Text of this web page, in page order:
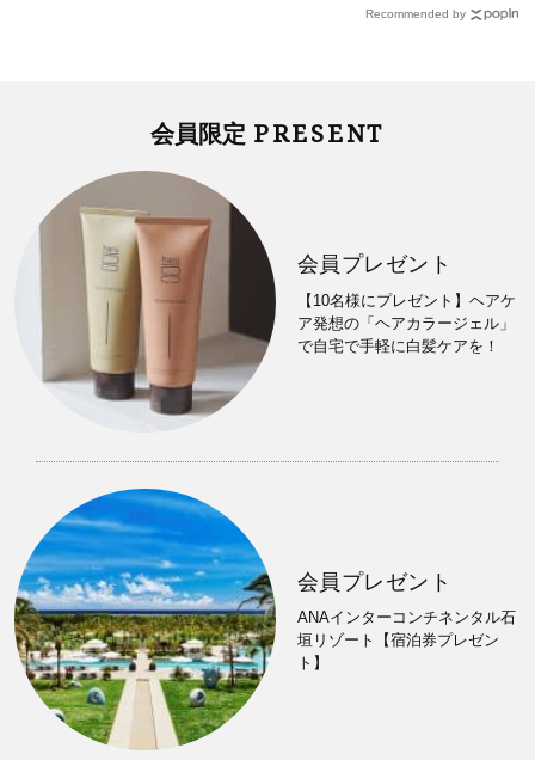
Recommended by
会員限定 PRESENT
会員プレゼント
【10名様にプレゼント】ヘアケ
ア発想の「ヘアカラージェル」
で自宅で手軽に白髪ケアを！
会員プレゼント
ANAインターコンチネンタル石
垣リゾート【宿泊券プレゼン
ト】